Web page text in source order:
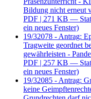
Bildung nicht erneut
PDF | 271 KB —
ein neues Fenster)
19/32078 - Antrag:
Tragweite geordnet
gewährleisten -
PDF | 257 KB —
ein neues Fenster)
19/32085 - Antrag:
keine